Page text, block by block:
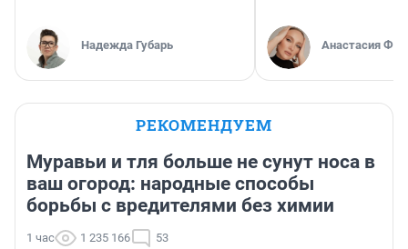
Надежда Губарь Анастасия
РЕКОМЕНДУЕМ
Муравьи и тля больше не сунут носа в
ваш огород: народные способы
борьбы с вредителями без химии
1 час 1 235 166 53